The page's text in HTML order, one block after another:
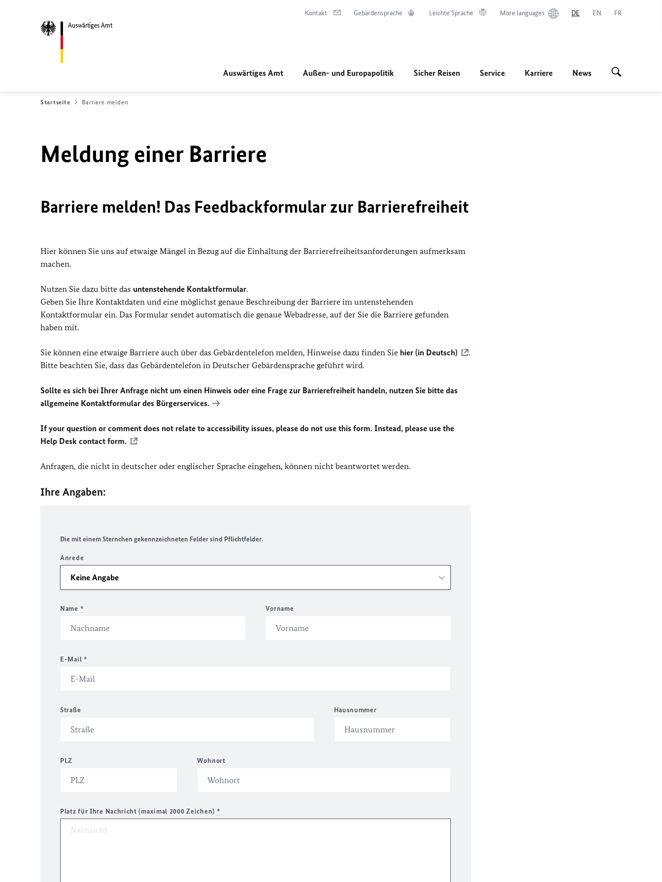
Auswärtiges Amt
Kontakt Gebärdensprache Leichte Sprache More languages DE EN FR
Auswärtiges Amt Außen- und Europapolitik Sicher Reisen Service Karriere News
Startseite Barriere melden
Meldung einer Barriere
Barriere melden! Das Feedbackformular zur Barrierefreiheit
Hier können Sie uns auf etwaige Mängel in Bezug auf die Einhaltung der Barrierefreiheitsanforderungen aufmerksam
machen.
Nutzen Sie dazu bitte das untenstehende Kontaktformular.
Geben Sie Ihre Kontaktdaten und eine möglichst genaue Beschreibung der Barriere im untenstehenden
Kontaktformular ein. Das Formular sendet automatisch die genaue Webadresse, auf der Sie die Barriere gefunden
haben mit.
Sie können eine etwaige Barriere auch über das Gebärdentelefon melden, Hinweise dazu finden Sie hier (in Deutsch)
.
Bitte beachten Sie, dass das Gebärdentelefon in Deutscher Gebärdensprache geführt wird.
Sollte es sich bei Ihrer Anfrage nicht um einen Hinweis oder eine Frage zur Barrierefreiheit handeln, nutzen Sie bitte das
allgemeine Kontaktformular des Bürgerservices.
If your question or comment does not relate to accessibility issues, please do not use this form. Instead, please use the
Help Desk contact form.
Anfragen, die nicht in deutscher oder englischer Sprache eingehen, können nicht beantwortet werden.
Ihre Angaben:
Die mit einem Sternchen gekennzeichneten Felder sind Pflichtfelder.
Anrede
Name * Vorname
E-Mail *
Straße Hausnummer
PLZ Wohnort
Platz für Ihre Nachricht (maximal 2000 Zeichen) *